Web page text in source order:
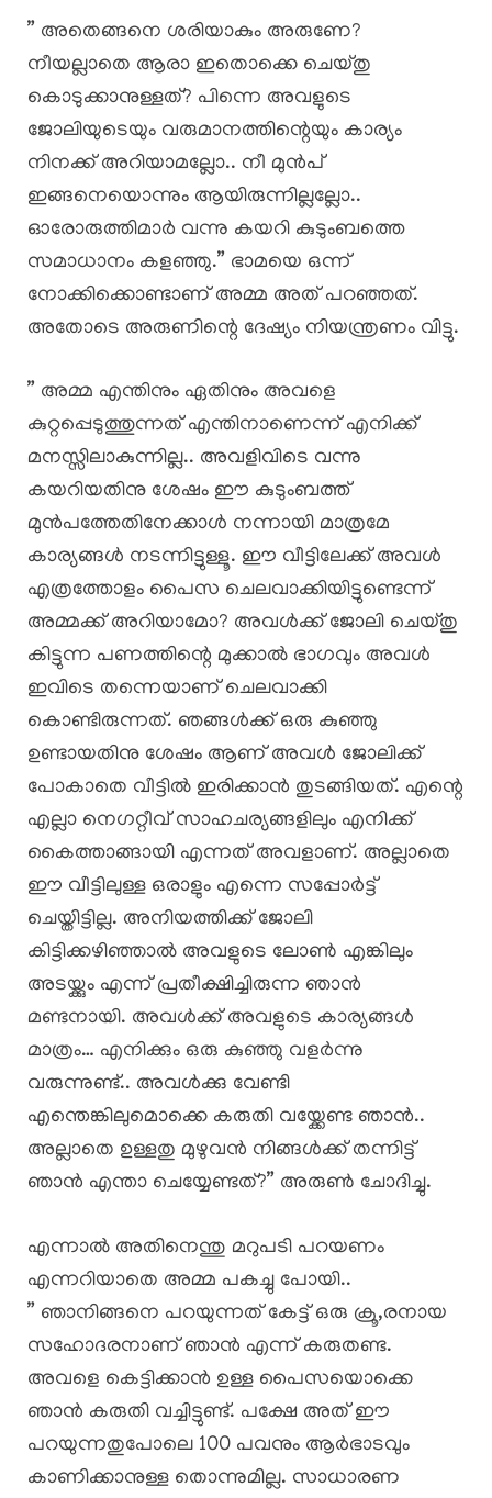
” അതെങ്ങനെ ശരിയാകും അരുണേ?
നീയല്ലാതെ ആരാ ഇതൊക്കെ ചെയ്തു
കൊടുക്കാനുള്ളത്? പിന്നെ അവളുടെ
ജോലിയുടെയും വരുമാനത്തിന്റെയും കാര്യം
നിനക്ക് അറിയാമല്ലോ.. നീ മുൻപ്
ഇങ്ങനെയൊന്നും ആയിരുന്നില്ലല്ലോ..
ഓരോരുത്തിമാർ വന്നു കയറി കുടുംബത്തെ
സമാധാനം കളഞ്ഞു.” ഭാമയെ ഒന്ന്
നോക്കിക്കൊണ്ടാണ് അമ്മ അത് പറഞ്ഞത്.
അതോടെ അരുണിന്റെ ദേഷ്യം നിയന്ത്രണം വിട്ടു.
” അമ്മ എന്തിനും ഏതിനും അവളെ
കുറ്റപ്പെടുത്തുന്നത് എന്തിനാണെന്ന് എനിക്ക്
മനസ്സിലാകുന്നില്ല.. അവളിവിടെ വന്നു
കയറിയതിനു ശേഷം ഈ കുടുംബത്ത്
മുൻപത്തേതിനേക്കാൾ നന്നായി മാത്രമേ
കാര്യങ്ങൾ നടന്നിട്ടുള്ളൂ. ഈ വീട്ടിലേക്ക് അവൾ
എത്രത്തോളം പൈസ ചെലവാക്കിയിട്ടുണ്ടെന്ന്
അമ്മക്ക് അറിയാമോ? അവൾക്ക് ജോലി ചെയ്തു
കിട്ടുന്ന പണത്തിന്റെ മുക്കാൽ ഭാഗവും അവൾ
ഇവിടെ തന്നെയാണ് ചെലവാക്കി
കൊണ്ടിരുന്നത്. ഞങ്ങൾക്ക് ഒരു കുഞ്ഞു
ഉണ്ടായതിനു ശേഷം ആണ് അവൾ ജോലിക്ക്
പോകാതെ വീട്ടിൽ ഇരിക്കാൻ തുടങ്ങിയത്. എന്റെ
എല്ലാ നെഗറ്റീവ് സാഹചര്യങ്ങളിലും എനിക്ക്
കൈത്താങ്ങായി എന്നത് അവളാണ്. അല്ലാതെ
ഈ വീട്ടിലുള്ള ഒരാളും എന്നെ സപ്പോർട്ട്
ചെയ്തിട്ടില്ല. അനിയത്തിക്ക് ജോലി
കിട്ടിക്കഴിഞ്ഞാൽ അവളുടെ ലോൺ എങ്കിലും
അടയ്ക്കും എന്ന് പ്രതീക്ഷിച്ചിരുന്ന ഞാൻ
മണ്ടനായി. അവൾക്ക് അവളുടെ കാര്യങ്ങൾ
മാത്രം… എനിക്കും ഒരു കുഞ്ഞു വളർന്നു
വരുന്നുണ്ട്.. അവൾക്കു വേണ്ടി
എന്തെങ്കിലുമൊക്കെ കരുതി വയ്ക്കേണ്ട ഞാൻ..
അല്ലാതെ ഉള്ളതു മുഴുവൻ നിങ്ങൾക്ക് തന്നിട്ട്
ഞാൻ എന്താ ചെയ്യേണ്ടത്?” അരുൺ ചോദിച്ചു.
എന്നാൽ അതിനെന്തു മറുപടി പറയണം
എന്നറിയാതെ അമ്മ പകച്ചു പോയി..
” ഞാനിങ്ങനെ പറയുന്നത് കേട്ട് ഒരു ക്രൂ,രനായ
സഹോദരനാണ് ഞാൻ എന്ന് കരുതണ്ട.
അവളെ കെട്ടിക്കാൻ ഉള്ള പൈസയൊക്കെ
ഞാൻ കരുതി വച്ചിട്ടുണ്ട്. പക്ഷേ അത് ഈ
പറയുന്നതുപോലെ 100 പവനും ആർഭാടവും
കാണിക്കാനുള്ള തൊന്നുമില്ല. സാധാരണ